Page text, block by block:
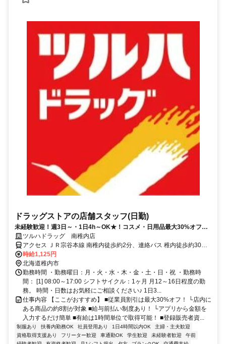
ドラッグストアの店舗スタッフ(日勤)
未経験歓迎！週3日～・1日4h～OK★！コスメ・日用品最大30%オフな
ど待遇充実♪
ツルハドラッグ 南稚内店
アクセス ＪＲ宗谷本線 南稚内徒歩約2分、連絡バス 稚内徒歩約30
分、ＪＲ宗谷本線 稚内徒歩約30分 「南駅前」バス停目の前
時給1,125円
北海道稚内市
勤務時間 ・勤務曜日：月・火・水・木・金・土・日・祝 ・勤務時
間： [1] 08:00～17:00 シフトサイクル：1ヶ月 月12～16日程度の勤
務。 時間・日数はお気軽にご相談ください♪ 1日3...
仕事内容 【ここがおすすめ】 ■従業員割引は最大30%オフ！ └店内に
ある商品の約8割が対象 ■給与前払い制度あり！ └アプリから金額を
入力するだけ簡単 ■有給は1時間単位で取得可能！ ■登録販売者資...
制服あり 扶養内勤務OK 社員登用あり 1日4時間以内OK
主婦・主夫歓迎
資格取得支援あり
フリーター歓迎 車通勤OK 学生歓迎 未経験者歓迎
午前